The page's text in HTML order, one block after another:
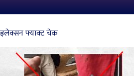
इलेक्सन फ्याक्ट चेक